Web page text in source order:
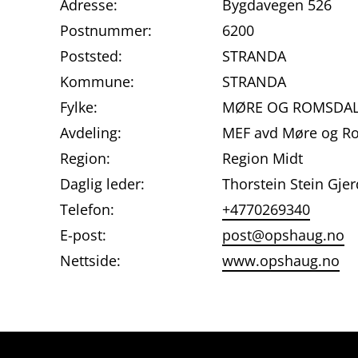
Adresse:
Bygdavegen 526
Postnummer:
6200
Poststed:
STRANDA
Kommune:
STRANDA
Fylke:
MØRE OG
Avdeling:
MEF avd Møre og
Region:
Region Midt
Daglig leder:
Thorstein Stein
Telefon:
+4770269340
E-post:
post@opshaug.no
Nettside:
www.opshaug.no